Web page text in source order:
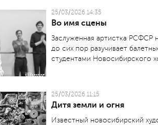
25/03/2026 14:35
Во имя сцены
Заслуженная артистка РСФСР
до сих пор разучивает
студентами Новосибирского
25/03/2026 11:15
Дитя земли и огня
Известный новосибирский